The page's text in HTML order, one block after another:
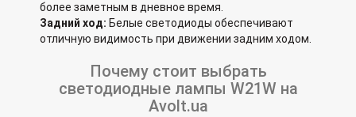
более заметным в дневное время.
Задний ход: Белые светодиоды обеспечивают
отличную видимость при движении задним ходом.
Почему стоит выбрать
светодиодные лампы W21W на
Avolt.ua